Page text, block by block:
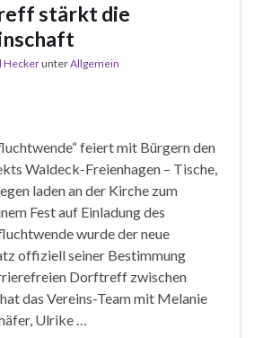
stärkt die
HeckerunterAllgemein
feiert mit Bürgern den
Waldeck-Freienhagen – Tische,
laden an der Kirche zum
Fest auf Einladung des
wurde der neue
offiziell seiner Bestimmung
Dorftreff zwischen
das Vereins-Team mit Melanie
Ulrike …